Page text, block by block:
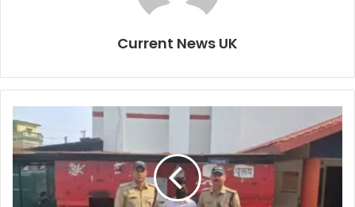
Current News UK